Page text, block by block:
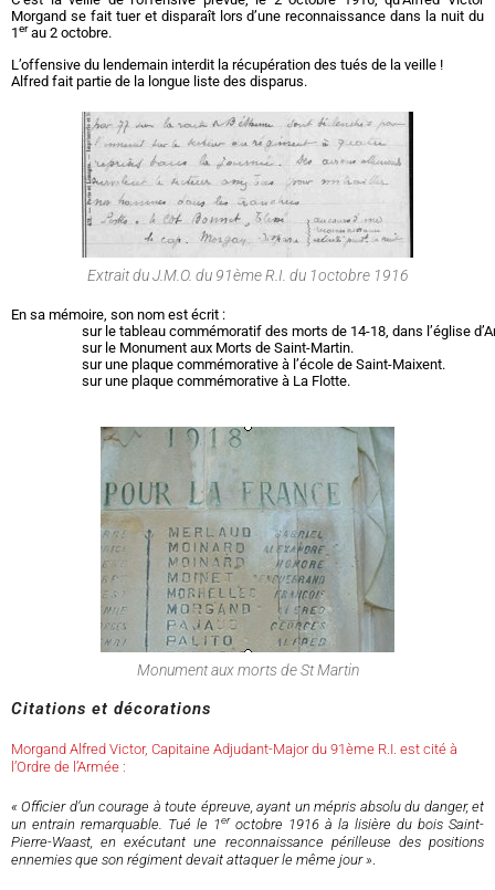
Morgand se fait tuer et disparaît lors d’une reconnaissance dans la nuit du
1erau 2 octobre.
L’offensive du lendemain interdit la récupération des tués de la veille !
Alfred fait partie de la longue liste des disparus.
Extrait du J.M.O. du 91ème R.I. du 1octobre 1916
En sa mémoire, son nom est écrit :
sur le tableau commémoratif des morts de 14-18, dans l’église
sur le Monument aux Morts de Saint-Martin.
sur une plaque commémorative à l’école de Saint-Maixent.
sur une plaque commémorative à La Flotte.
Monument aux morts de St Martin
Citations et décorations
Morgand Alfred Victor, Capitaine Adjudant-Major du 91ème R.I. est cité à
l’Ordre de l’Armée :
« Officier d’un courage à toute épreuve, ayant un mépris absolu du danger, et
un entrain remarquable. Tué le 1eroctobre 1916 à la lisière du bois Saint-
Pierre-Waast, en exécutant une reconnaissance périlleuse des positions
ennemies que son régiment devait attaquer le même jour ».